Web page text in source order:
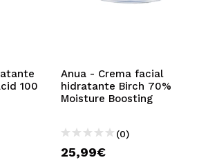
revisar el estado de tus
tus operaciones anteriores.
CREAR CUENTA
100
Anua - Crema facial
hidratante Birch 70%
Moisture Boosting
(0)
25,99€